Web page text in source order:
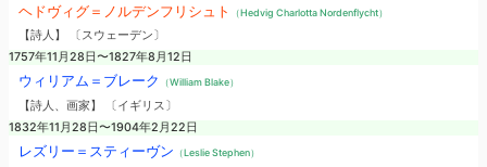
ヘドヴィグ＝ノルデンフリシュト （Hedvig Charlotta Nordenflycht）
【詩人】 〔スウェーデン〕
1757年11月28日〜1827年8月12日
ウィリアム＝ブレーク （William Blake）
【詩人、画家】 〔イギリス〕
1832年11月28日〜1904年2月22日
レズリー＝スティーヴン （Leslie Stephen）